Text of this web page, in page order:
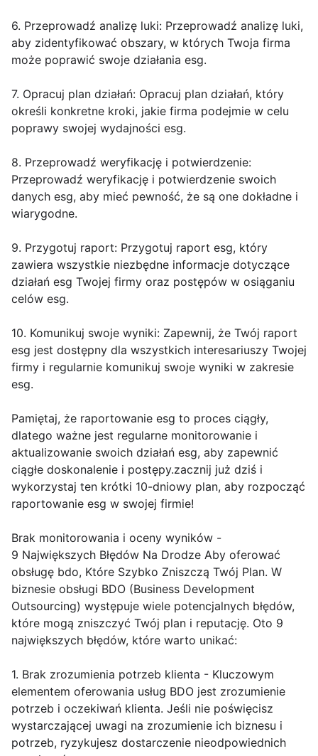
6. Przeprowadź analizę luki: Przeprowadź analizę luki,
aby zidentyfikować obszary, w których Twoja firma
może poprawić swoje działania esg.
7. Opracuj plan działań: Opracuj plan działań, który
określi konkretne kroki, jakie firma podejmie w celu
poprawy swojej wydajności esg.
8. Przeprowadź weryfikację i potwierdzenie:
Przeprowadź weryfikację i potwierdzenie swoich
danych esg, aby mieć pewność, że są one dokładne i
wiarygodne.
9. Przygotuj raport: Przygotuj raport esg, który
zawiera wszystkie niezbędne informacje dotyczące
działań esg Twojej firmy oraz postępów w osiąganiu
celów esg.
10. Komunikuj swoje wyniki: Zapewnij, że Twój raport
esg jest dostępny dla wszystkich interesariuszy Twojej
firmy i regularnie komunikuj swoje wyniki w zakresie
esg.
Pamiętaj, że raportowanie esg to proces ciągły,
dlatego ważne jest regularne monitorowanie i
aktualizowanie swoich działań esg, aby zapewnić
ciągłe doskonalenie i postępy.zacznij już dziś i
wykorzystaj ten krótki 10-dniowy plan, aby rozpocząć
raportowanie esg w swojej firmie!
Brak monitorowania i oceny wyników -
9 Największych Błędów Na Drodze Aby oferować
obsługę bdo, Które Szybko Zniszczą Twój Plan. W
biznesie obsługi BDO (Business Development
Outsourcing) występuje wiele potencjalnych błędów,
które mogą zniszczyć Twój plan i reputację. Oto 9
największych błędów, które warto unikać:
1. Brak zrozumienia potrzeb klienta - Kluczowym
elementem oferowania usług BDO jest zrozumienie
potrzeb i oczekiwań klienta. Jeśli nie poświęcisz
wystarczającej uwagi na zrozumienie ich biznesu i
potrzeb, ryzykujesz dostarczenie nieodpowiednich